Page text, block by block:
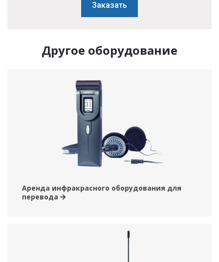
Заказать
Другое оборудование
Аренда инфракрасного оборудования для
перевода